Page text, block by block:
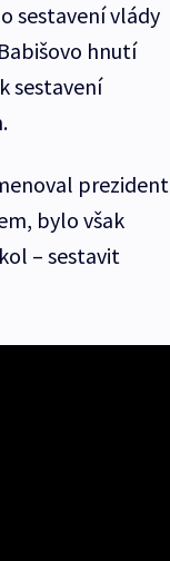
sestavení vlády
hnutí
sestavení
prezident
bylo však
– sestavit